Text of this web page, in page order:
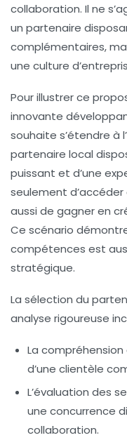
collaboration. Il ne
un partenaire
complémentaires,
une culture
Pour illustrer ce
innovante
souhaite s’étendre à
partenaire local
puissant et d’une
seulement
aussi de gagner en
Ce scénario
compétences est
stratégique.
La sélection du
analyse rigoureuse
La compréhension
d’une clientèle
L’évaluation des
une concurrence
collaboration.